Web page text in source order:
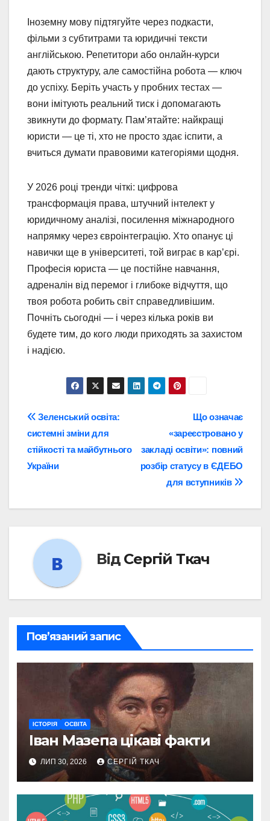
Іноземну мову підтягуйте через подкасти,
фільми з субтитрами та юридичні тексти
англійською. Репетитори або онлайн-курси
дають структуру, але самостійна робота — ключ
до успіху. Беріть участь у пробних тестах —
вони імітують реальний тиск і допомагають
звикнути до формату. Пам’ятайте: найкращі
юристи — це ті, хто не просто здає іспити, а
вчиться думати правовими категоріями щодня.
У 2026 році тренди чіткі: цифрова
трансформація права, штучний інтелект у
юридичному аналізі, посилення міжнародного
напрямку через євроінтеграцію. Хто опанує ці
навички ще в університеті, той виграє в кар’єрі.
Професія юриста — це постійне навчання,
адреналін від перемог і глибоке відчуття, що
твоя робота робить світ справедливішим.
Почніть сьогодні — і через кілька років ви
будете тим, до кого люди приходять за захистом
і надією.
Навігація
записів
Що означає
«зареєстровано у
закладі освіти»: повний
розбір статусу в ЄДЕБО
для вступників
Зеленський освіта:
системні зміни для
стійкості та майбутнього
України
Від Сергій Ткач
Пов’язаний запис
ІСТОРІЯ ОСВІТА
Іван Мазепа цікаві факти
ЛИП 30, 2026 СЕРГІЙ ТКАЧ